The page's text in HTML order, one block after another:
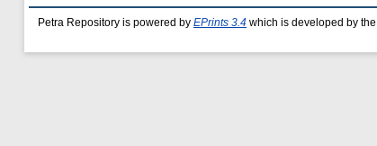
Petra Repository is powered by EPrints 3.4 which is developed by the